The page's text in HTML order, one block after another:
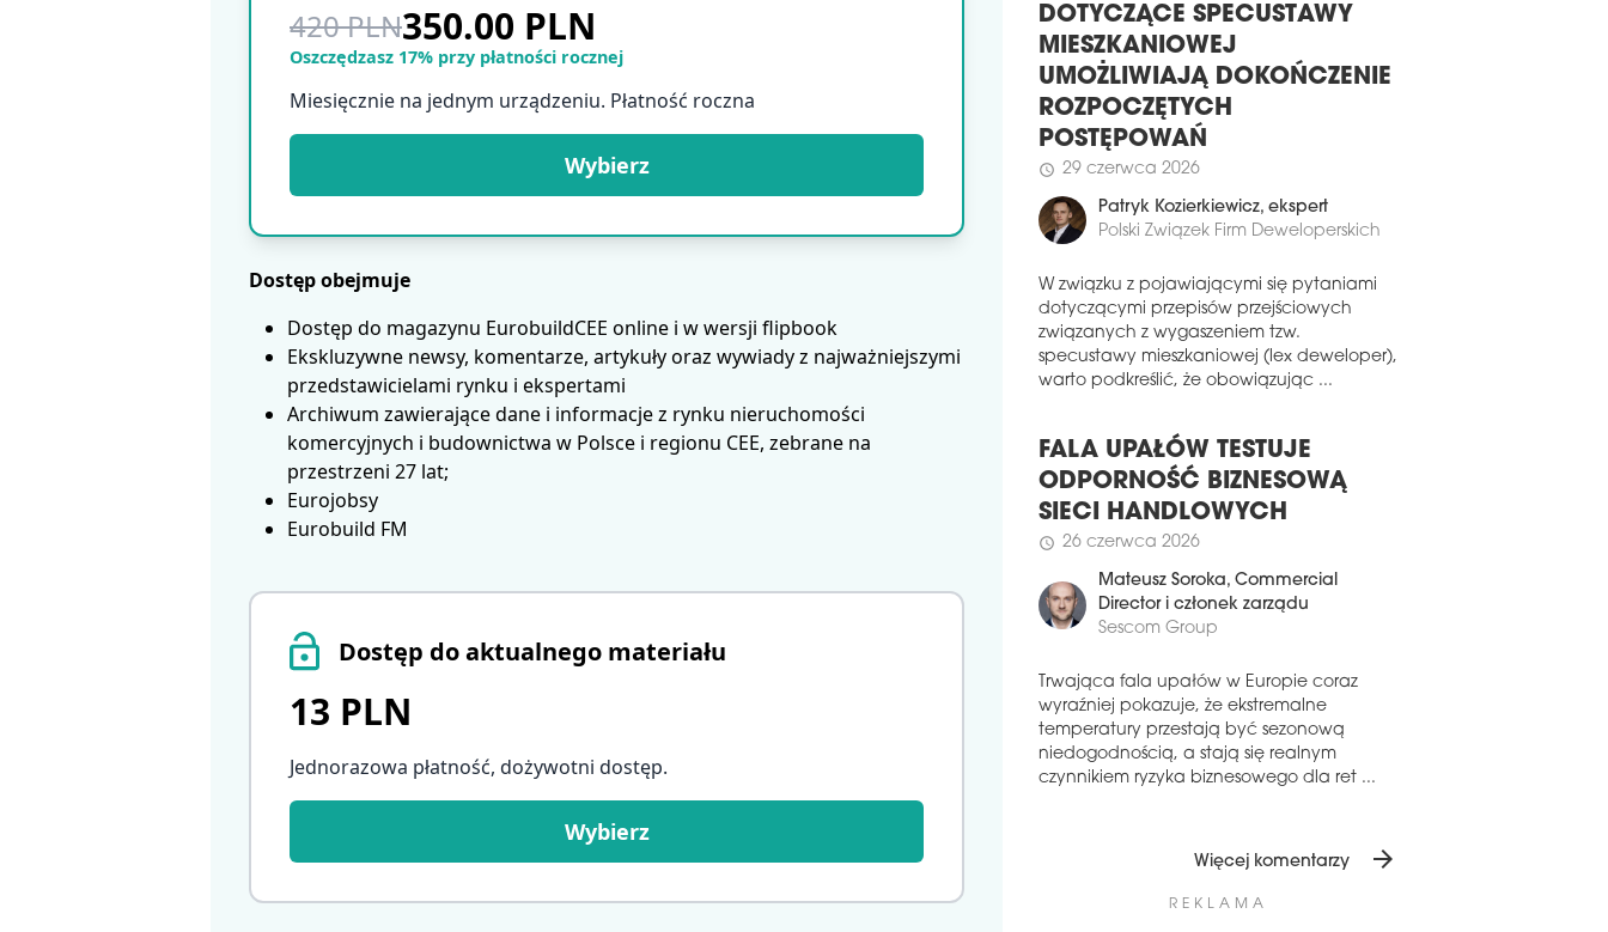
Dostęp do aktualnego materiału
13 PLN
Jednorazowa płatność, dożywotni dostęp.
Wybierz
420 PLN350.00 PLN
Oszczędzasz 17% przy płatności rocznej
Miesięcznie na jednym urządzeniu. Płatność roczna
Wybierz
Dostęp obejmuje
Dostęp do magazynu EurobuildCEE online i w wersji flipbook
Ekskluzywne newsy, komentarze, artykuły oraz wywiady z najważniejszymi
przedstawicielami rynku i ekspertami
Archiwum zawierające dane i informacje z rynku nieruchomości
komercyjnych i budownictwa w Polsce i regionu CEE, zebrane na
przestrzeni 27 lat;
Eurojobsy
Eurobuild FM
DOTYCZĄCE SPECUSTAWY
MIESZKANIOWEJ
UMOŻLIWIAJĄ DOKOŃCZENIE
ROZPOCZĘTYCH
POSTĘPOWAŃ
schedule 29 czerwca 2026
Patryk Kozierkiewicz, ekspert
Polski Związek Firm Deweloperskich
W związku z pojawiającymi się pytaniami
dotyczącymi przepisów przejściowych
związanych z wygaszeniem tzw.
specustawy mieszkaniowej (lex deweloper),
warto podkreślić, że obowiązując ...
FALA UPAŁÓW TESTUJE
ODPORNOŚĆ BIZNESOWĄ
SIECI HANDLOWYCH
schedule 26 czerwca 2026
Mateusz Soroka, Commercial
Director i członek zarządu
Sescom Group
Trwająca fala upałów w Europie coraz
wyraźniej pokazuje, że ekstremalne
temperatury przestają być sezonową
niedogodnością, a stają się realnym
czynnikiem ryzyka biznesowego dla ret ...
Więcej komentarzy arrow_forward
REKLAMA